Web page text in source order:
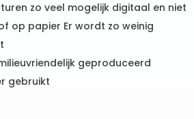
zo veel mogelijk digitaal en niet
op papier Er wordt zo weinig
geproduceerd
gebruikt